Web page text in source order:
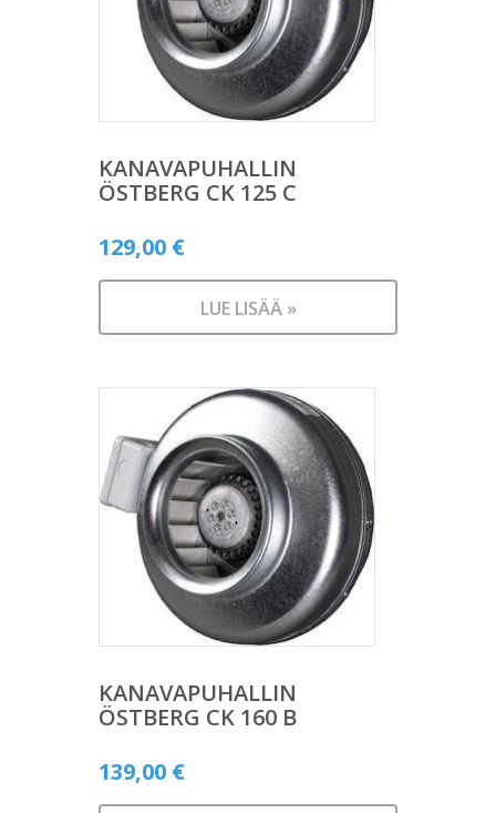
KANAVAPUHALLIN
ÖSTBERG CK 125 C
129,00 €
LUE LISÄÄ »
KANAVAPUHALLIN
ÖSTBERG CK 160 B
139,00 €